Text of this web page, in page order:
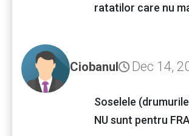
ratatilor care nu
Ciobanul Dec 14,
Soselele
NU sunt pentru